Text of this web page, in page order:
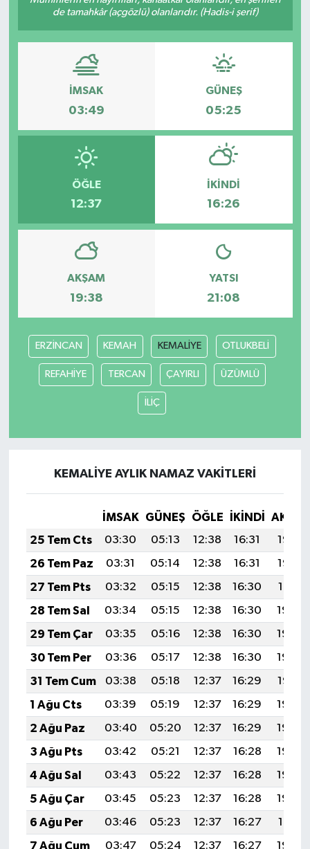
de tamahkâr (açgözlü) olanlarıdır. (Hadis-i şerif)
İMSAK
03:49
GÜNEŞ
05:25
ÖĞLE
12:37
İKINDI
16:26
AKŞAM
19:38
YATSI
21:08
ERZİNCAN KEMAH KEMALİYE OTLUKBELİ
REFAHİYE TERCAN ÇAYIRLI ÜZÜMLÜ
İLİÇ
KEMALİYE AYLIK NAMAZ VAKITLERI
İMSAK GÜNEŞ ÖĞLE İKINDI
25 Tem Cts
03:30 05:13 12:38 16:31
19:52
26 Tem Paz
03:31 05:14 12:38 16:31
19:52
27 Tem Pts
03:32 05:15 12:38 16:30
19:51
28 Tem Sal
03:34 05:15 12:38 16:30
19:50
29 Tem Çar
03:35 05:16 12:38 16:30
19:49
30 Tem Per
03:36 05:17 12:38 16:30
19:48
31 Tem Cum
03:38 05:18 12:37 16:29
19:47
1 Ağu Cts
03:39 05:19 12:37 16:29
19:46
2 Ağu Paz
03:40 05:20 12:37 16:29
19:45
3 Ağu Pts
03:42 05:21 12:37 16:28
19:44
4 Ağu Sal
03:43 05:22 12:37 16:28
19:43
5 Ağu Çar
03:45 05:23 12:37 16:28
19:42
6 Ağu Per
03:46 05:23 12:37 16:27
19:41
7 Ağu Cum
03:47 05:24 12:37 16:27
19:39